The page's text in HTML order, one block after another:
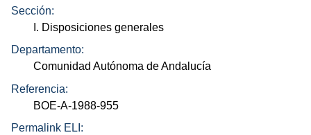
Sección:
I. Disposiciones generales
Departamento:
Comunidad Autónoma de Andalucía
Referencia:
BOE-A-1988-955
Permalink ELI: